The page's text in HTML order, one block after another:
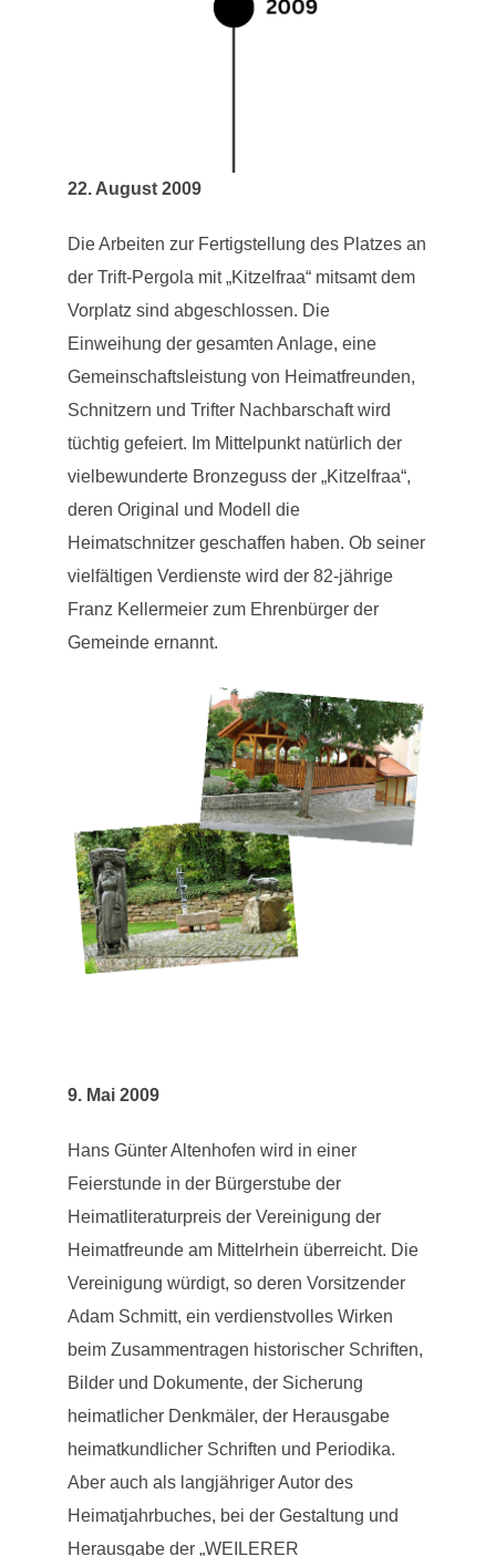
22. August 2009
Die Arbeiten zur Fertigstellung des Platzes an
der Trift-Pergola mit „Kitzelfraa“ mitsamt dem
Vorplatz sind abgeschlossen. Die
Einweihung der gesamten Anlage, eine
Gemeinschaftsleistung von Heimatfreunden,
Schnitzern und Trifter Nachbarschaft wird
tüchtig gefeiert. Im Mittelpunkt natürlich der
vielbewunderte Bronzeguss der „Kitzelfraa“,
deren Original und Modell die
Heimatschnitzer geschaffen haben. Ob seiner
vielfältigen Verdienste wird der 82-jährige
Franz Kellermeier zum Ehrenbürger der
Gemeinde ernannt.
9. Mai 2009
Hans Günter Altenhofen wird in einer
Feierstunde in der Bürgerstube der
Heimatliteraturpreis der Vereinigung der
Heimatfreunde am Mittelrhein überreicht. Die
Vereinigung würdigt, so deren Vorsitzender
Adam Schmitt, ein verdienstvolles Wirken
beim Zusammentragen historischer Schriften,
Bilder und Dokumente, der Sicherung
heimatlicher Denkmäler, der Herausgabe
heimatkundlicher Schriften und Periodika.
Aber auch als langjähriger Autor des
Heimatjahrbuches, bei der Gestaltung und
Herausgabe der „WEILERER